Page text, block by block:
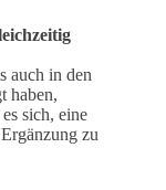
auch in den
haben,
sich, eine
zu